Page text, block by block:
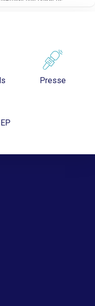
d’un niveau
Presse